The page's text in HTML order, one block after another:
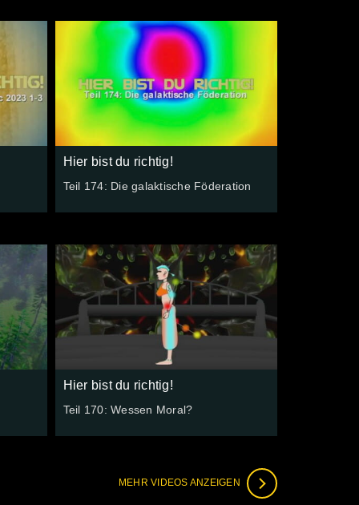
Hier bist du richtig!
Teil 174: Die galaktische Föderation
Hier bist du richtig!
Teil 170: Wessen Moral?
MEHR VIDEOS ANZEIGEN